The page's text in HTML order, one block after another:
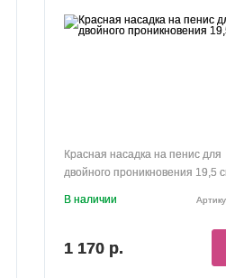
Красная насадка на пенис для
двойного проникновения 19,5
В наличии
1 170 р.